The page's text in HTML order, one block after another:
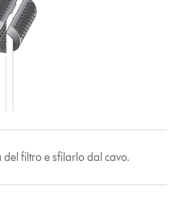
filtro e sfilarlo dal cavo.